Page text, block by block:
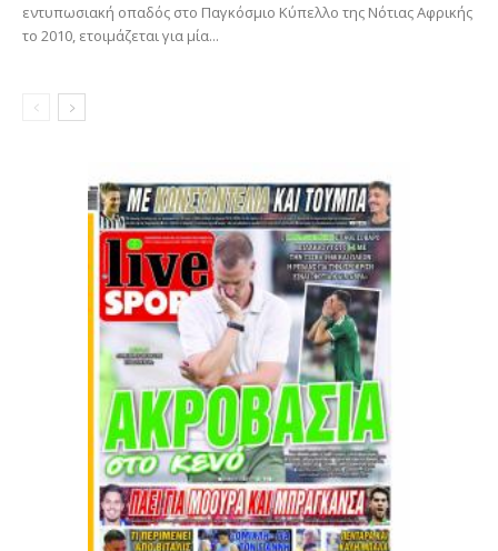
εντυπωσιακή οπαδός στο Παγκόσμιο Κύπελλο της Νότιας Αφρικής
το 2010, ετοιμάζεται για μία...